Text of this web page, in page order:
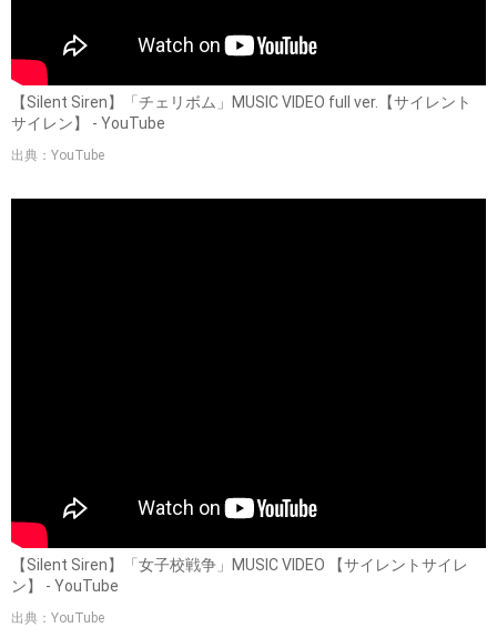
【Silent Siren】「チェリボム」MUSIC VIDEO full ver.【サイレント
サイレン】 - YouTube
出典：YouTube
【Silent Siren】「女子校戦争」MUSIC VIDEO 【サイレントサイレ
ン】 - YouTube
出典：YouTube